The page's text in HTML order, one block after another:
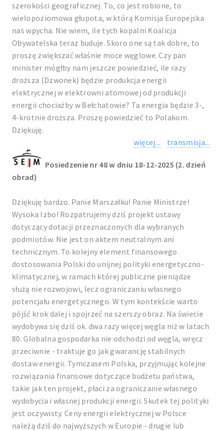
szerokości geograficznej. To, co jest robione, to
wielopoziomowa głupota, w którą Komisja Europejska
nas wpycha. Nie wiem, ile tych kopalni Koalicja
Obywatelska teraz buduje. Skoro one są tak dobre, to
proszę zwiększać właśnie moce węglowe. Czy pan
minister mógłby nam jeszcze powiedzieć, ile razy
droższa (Dzwonek) będzie produkcja energii
elektrycznej w elektrowni atomowej od produkcji
energii chociażby w Bełchatowie? Ta energia będzie 3-,
4-krotnie droższa. Proszę powiedzieć to Polakom.
Dziękuję.
więcej...
transmisja...
Posiedzenie nr 48 w dniu 18-12-2025 (2. dzień
obrad)
Dziękuję bardzo. Panie Marszałku! Panie Ministrze!
Wysoka Izbo! Rozpatrujemy dziś projekt ustawy
dotyczący dotacji przeznaczonych dla wybranych
podmiotów. Nie jest on aktem neutralnym ani
technicznym. To kolejny element finansowego
dostosowania Polski do unijnej polityki energetyczno-
klimatycznej, w ramach której publiczne pieniądze
służą nie rozwojowi, lecz ograniczaniu własnego
potencjału energetycznego. W tym kontekście warto
pójść krok dalej i spojrzeć na szerszy obraz. Na świecie
wydobywa się dziś ok. dwa razy więcej węgla niż w latach
80. Globalna gospodarka nie odchodzi od węgla, wręcz
przeciwnie - traktuje go jak gwarancję stabilnych
dostaw energii. Tymczasem Polska, przyjmując kolejne
rozwiązania finansowe dotyczące budżetu państwa,
takie jak ten projekt, płaci za ograniczanie własnego
wydobycia i własnej produkcji energii. Skutek tej polityki
jest oczywisty. Ceny energii elektrycznej w Polsce
należą dziś do najwyższych w Europie - drugie lub